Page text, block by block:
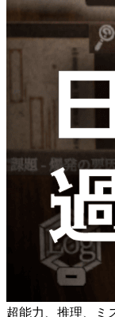
超能力、推理、ミ